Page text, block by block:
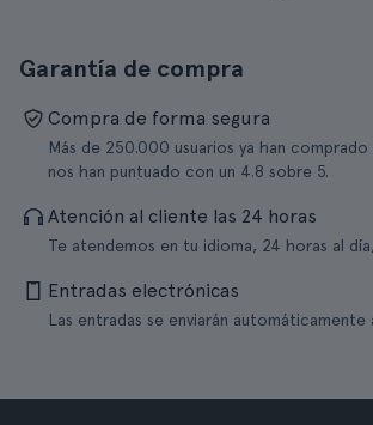
Garantía de compra
Compra de forma segura
Más de 250.000 usuarios ya han
nos han puntuado con un 4.8 sobre 5.
Atención al cliente las 24 horas
Te atendemos en tu idioma, 24 horas al
Entradas electrónicas
Las entradas se enviarán automáticamente